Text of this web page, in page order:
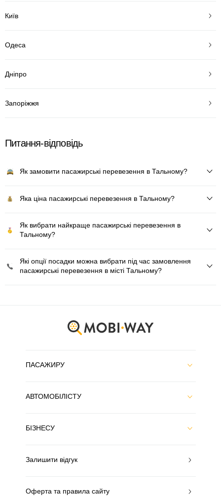
Київ
Одеса
Дніпро
Запоріжжя
Питання-відповідь
Як замовити пасажирські перевезення в Тальному?
Яка ціна пасажирські перевезення в Тальному?
Як вибрати найкраще пасажирські перевезення в
Тальному?
Які опції посадки можна вибрати під час замовлення
пасажирські перевезення в місті Тальному?
ПАСАЖИРУ
АВТОМОБІЛІСТУ
БІЗНЕСУ
Залишити відгук
Оферта та правила сайту